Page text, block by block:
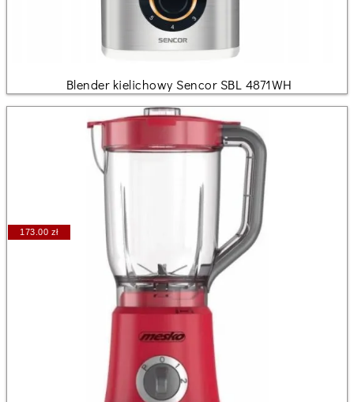
Blender kielichowy Sencor SBL 4871WH
173.00 zł